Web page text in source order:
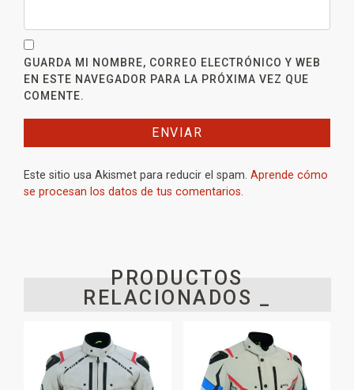
GUARDA MI NOMBRE, CORREO ELECTRÓNICO Y WEB
EN ESTE NAVEGADOR PARA LA PRÓXIMA VEZ QUE
COMENTE.
Este sitio usa Akismet para reducir el spam. Aprende cómo
se procesan los datos de tus comentarios.
PRODUCTOS
RELACIONADOS _